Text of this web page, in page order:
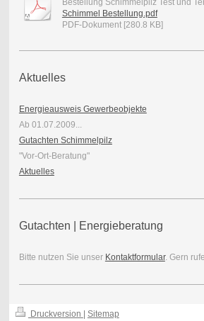
Bestellung Schimmelpilz Test und
Schimmel Bestellung.pdf
PDF-Dokument [280.8 KB]
Aktuelles
Energieausweis Gewerbeobjekte
Ab 01.07.2009...
Gutachten Schimmelpilz
"Vor-Ort-Beratung"
Aktuelles
Gutachten | Energieberatung
Bitte nutzen Sie unser Kontaktformular. Gern
Druckversion | Sitemap